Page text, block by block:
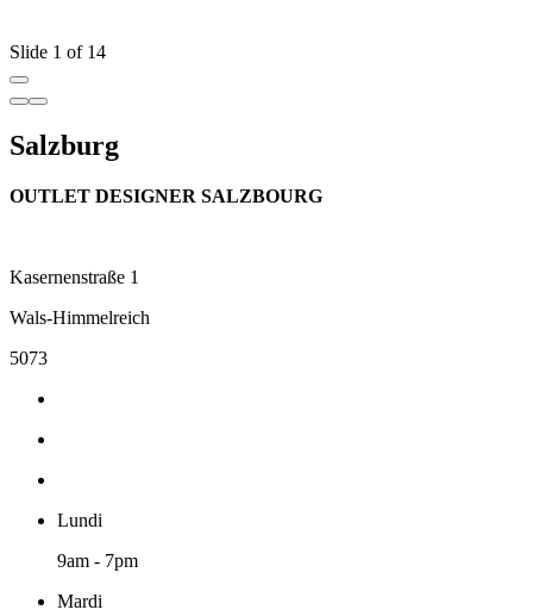
Slide 1 of 14
Salzburg
OUTLET DESIGNER SALZBOURG
Kasernenstraße 1
Wals-Himmelreich
5073
Lundi
9am - 7pm
Mardi